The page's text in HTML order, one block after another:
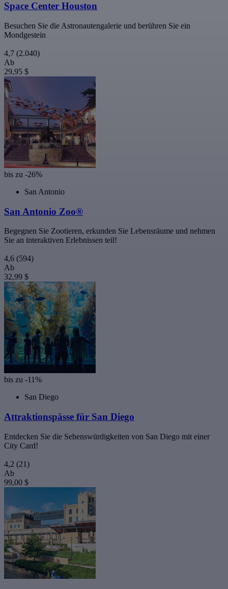
Space Center Houston
Besuchen Sie die Astronautengalerie und berühren Sie ein
Mondgestein
4,7 (2.040)
Ab
29,95 $
bis zu -26%
San Antonio
San Antonio Zoo®
Begegnen Sie Zootieren, erkunden Sie Lebensräume und nehmen
Sie an interaktiven Erlebnissen teil!
4,6 (594)
Ab
32,99 $
bis zu -11%
San Diego
Attraktionspässe für San Diego
Entdecken Sie die Sehenswürdigkeiten von San Diego mit einer
City Card!
4,2 (21)
Ab
99,00 $